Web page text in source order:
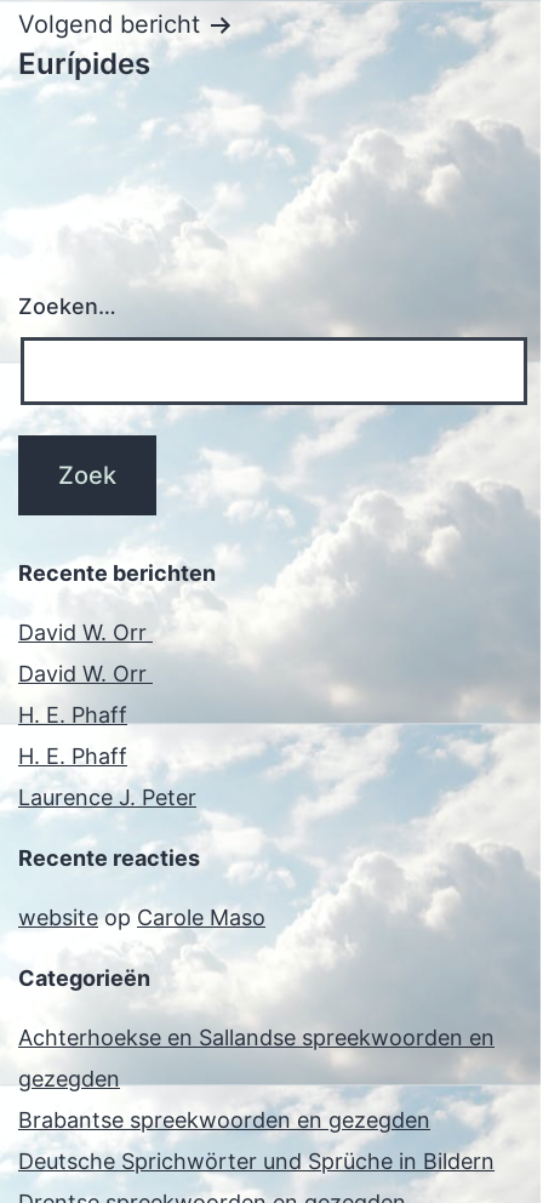
Volgend bericht
Eurípides
Zoeken…
Recente berichten
David W. Orr
David W. Orr
H. E. Phaff
H. E. Phaff
Laurence J. Peter
Recente reacties
websiteop Carole Maso
Categorieën
Achterhoekse en Sallandse spreekwoorden en
gezegden
Brabantse spreekwoorden en gezegden
Deutsche Sprichwörter und Sprüche in Bildern